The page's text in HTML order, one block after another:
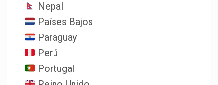
Nepal
Países Bajos
Paraguay
Perú
Portugal